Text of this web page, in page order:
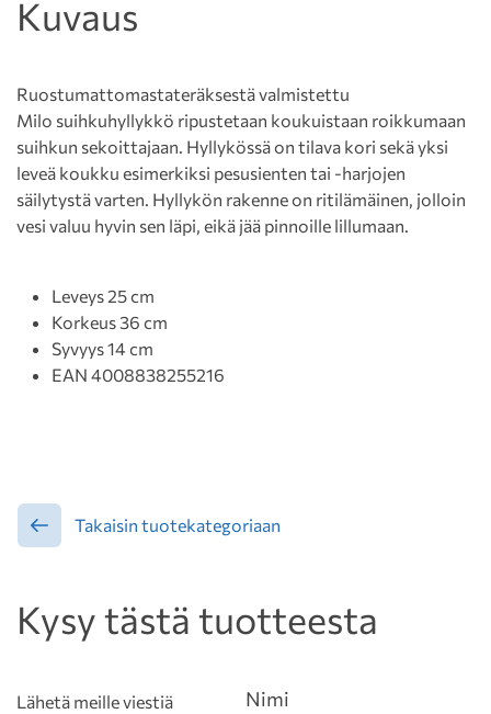
Kuvaus
Ruostumattomastateräksestä valmistettu
Milo suihkuhyllykkö ripustetaan koukuistaan roikkumaan
suihkun sekoittajaan. Hyllykössä on tilava kori sekä yksi
leveä koukku esimerkiksi pesusienten tai -harjojen
säilytystä varten. Hyllykön rakenne on ritilämäinen, jolloin
vesi valuu hyvin sen läpi, eikä jää pinnoille lillumaan.
Leveys 25 cm
Korkeus 36 cm
Syvyys 14 cm
EAN 4008838255216
Takaisin tuotekategoriaan
Kysy tästä tuotteesta
Lähetä meille viestiä
Nimi